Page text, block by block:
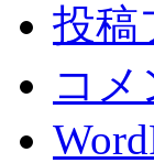
投稿
コメ